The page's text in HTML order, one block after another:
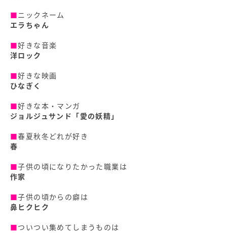
■ニックネーム
エラちゃん
■好きな音楽
洋ロック
■好きな映画
ひなぎく
■好きな本・マンガ
ジョルジュサンド「愛の妖精」
■春夏秋冬どれが好き
春
■子供の頃になりたかった職業は
作家
■子供の頃からの癖は
鼻ヒクヒク
■ついつい集めてしまうものは